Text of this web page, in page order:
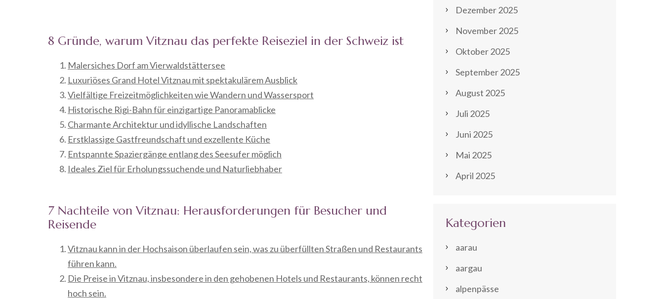
8 Gründe, warum Vitznau das perfekte Reiseziel in der Schweiz ist
Malersiches Dorf am Vierwaldstättersee
Luxuriöses Grand Hotel Vitznau mit spektakulärem Ausblick
Vielfältige Freizeitmöglichkeiten wie Wandern und Wassersport
Historische Rigi-Bahn für einzigartige Panoramablicke
Charmante Architektur und idyllische Landschaften
Erstklassige Gastfreundschaft und exzellente Küche
Entspannte Spaziergänge entlang des Seesufer möglich
Ideales Ziel für Erholungssuchende und Naturliebhaber
7 Nachteile von Vitznau: Herausforderungen für Besucher und
Reisende
Vitznau kann in der Hochsaison überlaufen sein, was zu überfüllten Straßen und Restaurants
führen kann.
Die Preise in Vitznau, insbesondere in den gehobenen Hotels und Restaurants, können recht
hoch sein.
Dezember 2025
November 2025
Oktober 2025
September 2025
August 2025
Juli 2025
Juni 2025
Mai 2025
April 2025
Kategorien
aarau
aargau
alpenpässe